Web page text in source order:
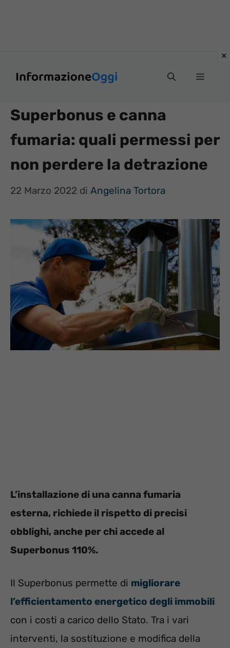
Menu
Superbonus e canna
fumaria: quali permessi per
non perdere la detrazione
22 Marzo 2022 di Angelina Tortora
L’installazione di una canna fumaria
esterna, richiede il rispetto di precisi
obblighi, anche per chi accede al
Superbonus 110%.
Il Superbonus permette di migliorare
l’efficientamento energetico degli immobili
con i costi a carico dello Stato. Tra i vari
interventi, la sostituzione e modifica della